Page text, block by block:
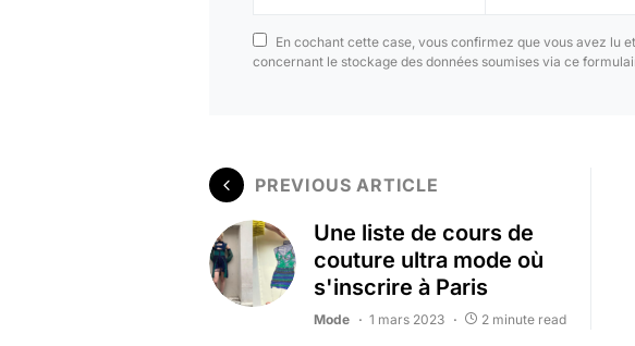
En cochant cette case, vous confirmez que vous avez lu
concernant le stockage des données soumises via ce
PREVIOUS ARTICLE
Une liste de cours de
couture ultra mode où
s'inscrire à Paris
Mode 1 mars 2023 2 minute read